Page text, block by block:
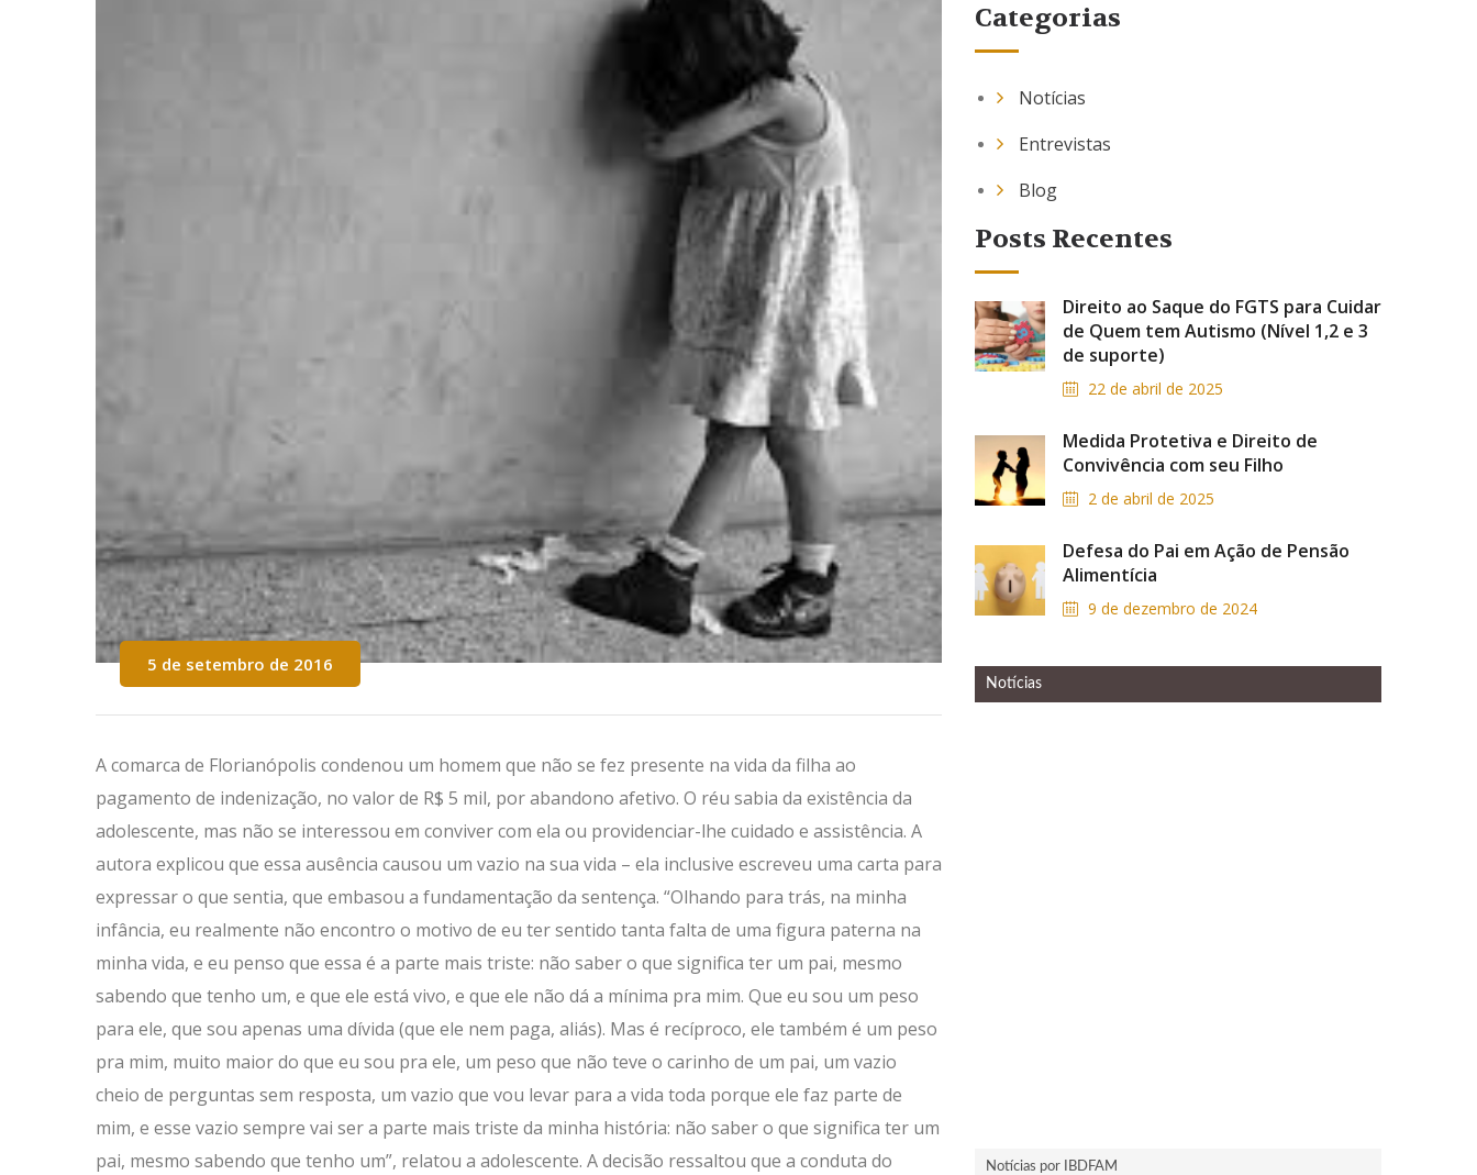
5 de setembro de 2016
A comarca de Florianópolis condenou um homem que não se fez presente na vida da filha ao
pagamento de indenização, no valor de R$ 5 mil, por abandono afetivo. O réu sabia da existência da
adolescente, mas não se interessou em conviver com ela ou providenciar-lhe cuidado e assistência. A
autora explicou que essa ausência causou um vazio na sua vida – ela inclusive escreveu uma carta para
expressar o que sentia, que embasou a fundamentação da sentença. “Olhando para trás, na minha
infância, eu realmente não encontro o motivo de eu ter sentido tanta falta de uma figura paterna na
minha vida, e eu penso que essa é a parte mais triste: não saber o que significa ter um pai, mesmo
sabendo que tenho um, e que ele está vivo, e que ele não dá a mínima pra mim. Que eu sou um peso
para ele, que sou apenas uma dívida (que ele nem paga, aliás). Mas é recíproco, ele também é um peso
pra mim, muito maior do que eu sou pra ele, um peso que não teve o carinho de um pai, um vazio
cheio de perguntas sem resposta, um vazio que vou levar para a vida toda porque ele faz parte de
mim, e esse vazio sempre vai ser a parte mais triste da minha história: não saber o que significa ter um
pai, mesmo sabendo que tenho um”, relatou a adolescente. A decisão ressaltou que a conduta do
Categorias
Notícias
Entrevistas
Blog
Posts Recentes
Direito ao Saque do FGTS para Cuidar
de Quem tem Autismo (Nível 1,2 e 3
de suporte)
22 de abril de 2025
Medida Protetiva e Direito de
Convivência com seu Filho
2 de abril de 2025
Defesa do Pai em Ação de Pensão
Alimentícia
9 de dezembro de 2024
Notícias
Notícias por IBDFAM